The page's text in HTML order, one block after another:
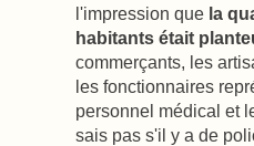
l'impression que la
habitants était
commerçants, les
les fonctionnaires
personnel médical et
sais pas s'il y a de